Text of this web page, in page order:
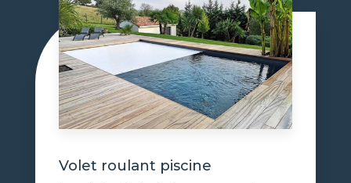
Volet roulant piscine